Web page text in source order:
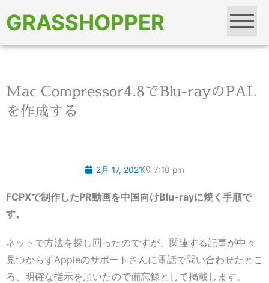
容
ス
プ
GRASSHOPPER
Mac Compressor4.8でBlu-rayのPAL
を作成する
2月 17, 2021 7:10 pm
FCPXで制作したPR動画を中国向けBlu-rayに焼く手順で
す。
ネットで方法を探し回ったのですが、関連する記事が中々
見つからずAppleのサポートさんに電話で問い合わせたとこ
ろ、明確な指示を頂いたので備忘録として掲載します。